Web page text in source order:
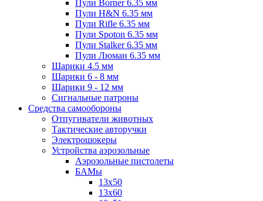
Пули Borner 6.35 мм
Пули H&N 6.35 мм
Пули Rifle 6.35 мм
Пули Spoton 6.35 мм
Пули Stalker 6.35 мм
Пули Люман 6.35 мм
Шарики 4.5 мм
Шарики 6 - 8 мм
Шарики 9 - 12 мм
Сигнальные патроны
Средства самообороны
Отпугиватели животных
Тактические авторучки
Электрошокеры
Устройства аэрозольные
Аэрозольные пистолеты
БАМы
13х50
13х60